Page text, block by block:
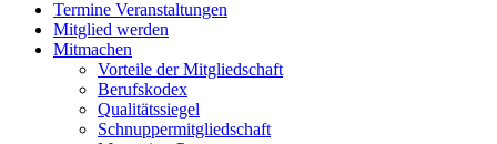
Termine Veranstaltungen
Mitglied werden
Mitmachen
Vorteile der Mitgliedschaft
Berufskodex
Qualitätssiegel
Schnuppermitgliedschaft